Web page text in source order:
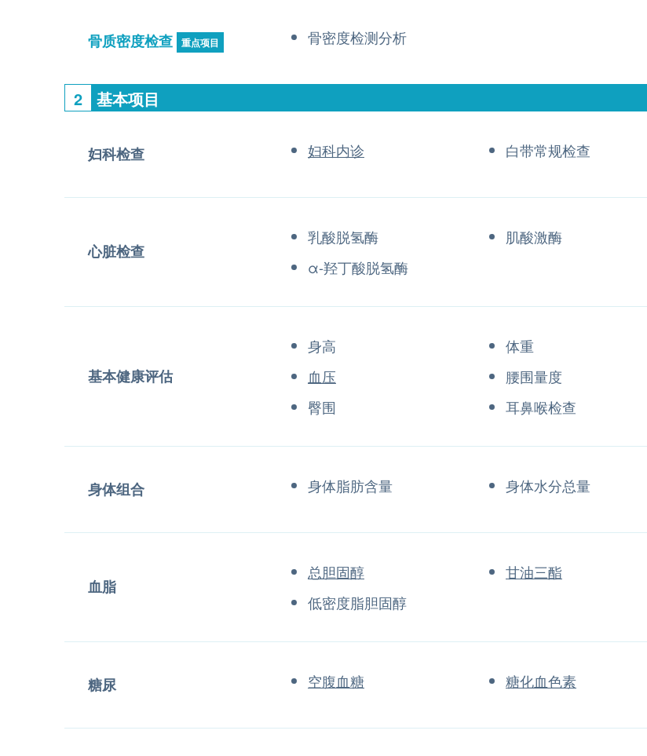
骨质密度检查 重点项目 骨密度检测分析
2 基本项目
妇科检查 妇科内诊 白带常规检查
心脏检查
乳酸脱氢酶 肌酸激酶
α-羟丁酸脱氢酶
基本健康评估
身高 体重
血压
腰围量度
臀围
耳鼻喉检查
身体组合 身体脂肪含量 身体水分总量
血脂
总胆固醇 甘油三酯
低密度脂胆固醇
糖尿 空腹血糖 糖化血色素